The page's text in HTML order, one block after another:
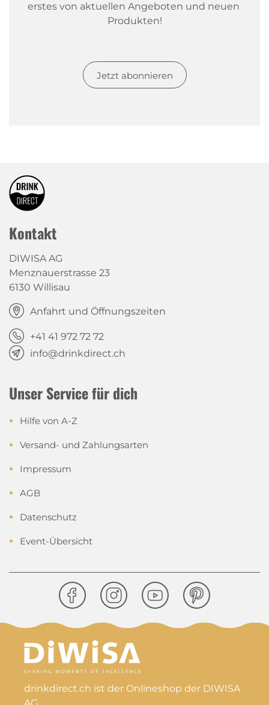
erstes von aktuellen Angeboten und neuen
Produkten!
Jetzt abonnieren
Kontakt
DIWISA AG
Menznauerstrasse 23
6130 Willisau
Anfahrt und Öffnungszeiten
+41 41 972 72 72
info@drinkdirect.ch
Unser Service für dich
Hilfe von A-Z
Versand- und Zahlungsarten
Impressum
AGB
Datenschutz
Event-Übersicht
drinkdirect.ch ist der Onlineshop der DIWISA